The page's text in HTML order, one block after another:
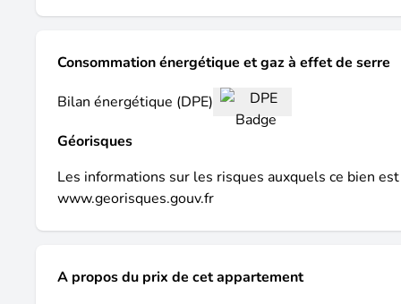
Consommation énergétique et gaz à effet de serre
Bilan énergétique (DPE)
Géorisques
Les informations sur les risques auxquels ce bien
www.georisques.gouv.fr
A propos du prix de cet appartement